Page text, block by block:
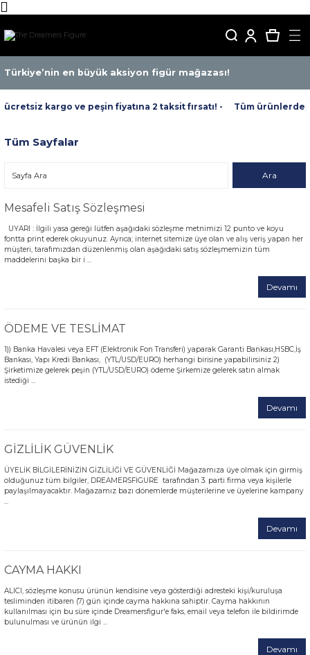
Türkiye’nin en büyük aksiyon figür mağazası!
kargo ve peşin fiyatına 2 taksit fırsatı! - Tüm ürünlerde
Tüm Sayfalar
Mesafeli Satış Sözleşmesi
UYARI : İlgili yasa gereği lütfen aşağıdaki sözleşme metnimizi 12 punto ve koyu
fontta print ederek okuyunuz. Ayrıca; internet sitemize üye olan ve alış veriş yapan her
müşteri, tarafımızdan düzenlenmiş olan aşağıdaki satış sözleşmemizin tüm
maddelerini başka bir i ...
Devamı
ÖDEME VE TESLİMAT
1)) Banka Havalesi veya EFT (Elektronik Fon Transferi) yaparak Garanti Bankası,HSBC,İş
Bankası, Yapı Kredi Bankası, (YTL/USD/EURO) herhangi birisine yapabilirsiniz 2)
Şirketimize gelerek peşin (YTL/USD/EURO) ödeme Şirkemize gelerek satın almak
istediği ...
Devamı
GİZLİLİK GÜVENLİK
ÜYELİK BİLGİLERİNİZİN GİZLİLİĞİ VE GÜVENLİĞİ Mağazamıza üye olmak için girmiş
olduğunuz tüm bilgiler, DREAMERSFİGURE tarafından 3. parti firma veya kişilerle
paylaşılmayacaktır. Mağazamız bazı dönemlerde müşterilerine ve üyelerine kampany
...
Devamı
CAYMA HAKKI
ALICI, sözleşme konusu ürünün kendisine veya gösterdiği adresteki kişi/kuruluşa
tesliminden itibaren (7) gün içinde cayma hakkına sahiptir. Cayma hakkının
kullanılması için bu süre içinde Dreamersfigur'e faks, email veya telefon ile bildirimde
bulunulması ve ürünün ilgi ...
Devamı